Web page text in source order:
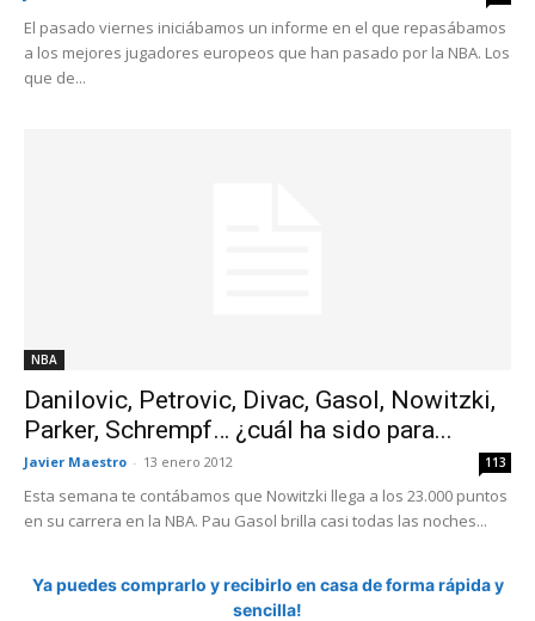
El pasado viernes iniciábamos un informe en el que repasábamos
a los mejores jugadores europeos que han pasado por la NBA. Los
que de...
NBA
Danilovic, Petrovic, Divac, Gasol, Nowitzki,
Parker, Schrempf… ¿cuál ha sido para...
Javier Maestro - 13 enero 2012 113
Esta semana te contábamos que Nowitzki llega a los 23.000 puntos
en su carrera en la NBA. Pau Gasol brilla casi todas las noches...
Ya puedes comprarlo y recibirlo en casa de forma rápida y
sencilla!